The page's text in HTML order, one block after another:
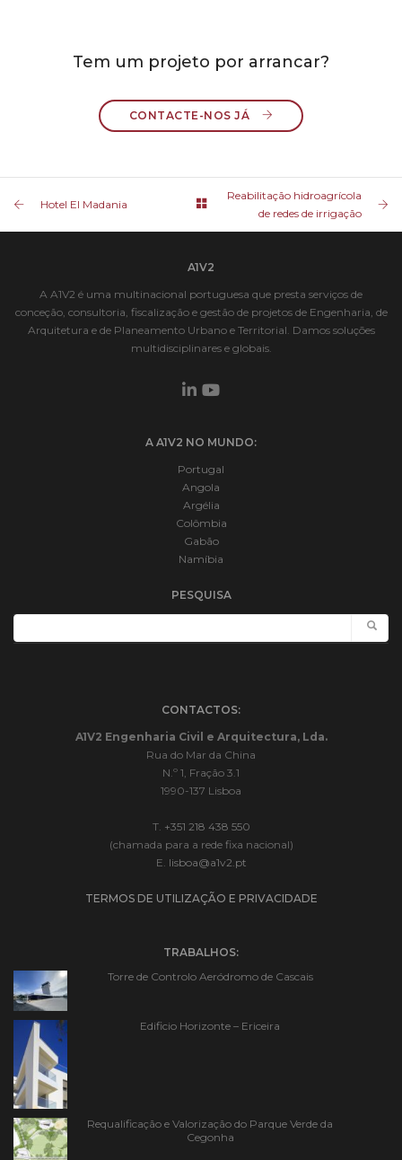
Tem um projeto por arrancar?
CONTACTE-NOS JÁ
Hotel El Madania
Reabilitação hidroagrícola
de redes de irrigação
A1V2
A A1V2 é uma multinacional portuguesa que presta serviços de
conceção, consultoria, fiscalização e gestão de projetos de Engenharia, de
Arquitetura e de Planeamento Urbano e Territorial. Damos soluções
multidisciplinares e globais.
A A1V2 NO MUNDO:
Portugal
Angola
Argélia
Colômbia
Gabão
Namíbia
PESQUISA
CONTACTOS:
A1V2 Engenharia Civil e Arquitectura, Lda.
Rua do Mar da China
N.º 1, Fração 3.1
1990-137 Lisboa
T. +351 218 438 550
(chamada para a rede fixa nacional)
E. lisboa@a1v2.pt
TERMOS DE UTILIZAÇÃO E PRIVACIDADE
TRABALHOS:
Torre de Controlo Aeródromo de Cascais
Edificio Horizonte – Ericeira
Requalificação e Valorização do Parque Verde da
Cegonha